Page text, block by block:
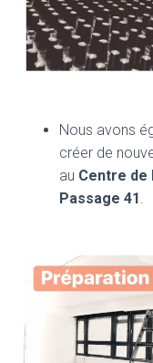
Nous avons
créer de
au Centre de
Passage 41.